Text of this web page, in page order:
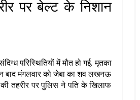
पर बेल्ट के निशान
परिस्थितियों में मौत हो गई. मृतका
बाद मंगलवार को जेबा का शव लखनऊ
तहरीर पर पुलिस ने पति के खिलाफ